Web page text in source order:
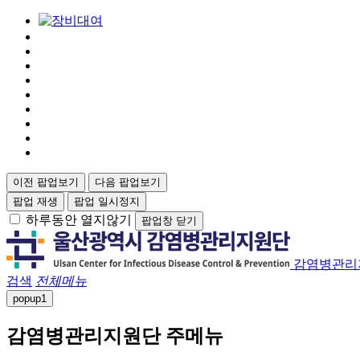
이전 팝업보기
다음 팝업보기
팝업 재생
팝업 일시정지
하루동안 열지않기 팝업창 닫기
감염병관
검색 전체메뉴
popup1
감염병관리지원단 주메뉴